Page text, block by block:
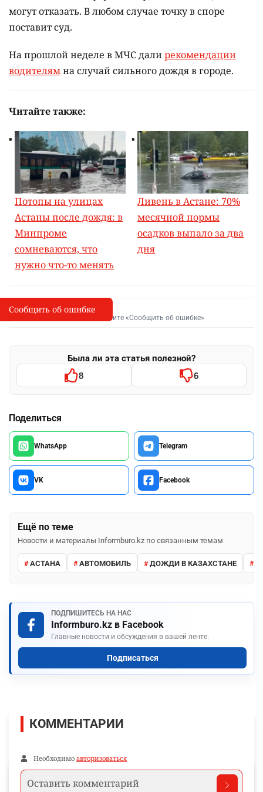
могут отказать. В любом случае точку в споре
поставит суд.
На прошлой неделе в МЧС далирекомендации
водителямна случай сильного дождя в городе.
Читайте также:
Потопы на улицах
Астаны после дождя: в
Минпроме
сомневаются, что
нужно что-то менять
Ливень в Астане: 70%
месячной нормы
осадков выпало за два
дня
I
Сообщить об опечатке
Выделите фрагмент и нажмите «Сообщить об ошибке»
Была ли эта статья полезной?
8 6
Поделиться
WhatsApp Telegram
VK Facebook
Ещё по теме
Новости и материалы Informburo.kz по связанным темам
АСТАНА АВТОМОБИЛЬ ДОЖДИ В КАЗАХСТАНЕ
ПОДПИШИТЕСЬ НА НАС
Informburo.kz в Facebook
Главные новости и обсуждения в вашей ленте.
Подписаться
Сообщить об ошибке
КОММЕНТАРИИ
Необходимо авторизоваться